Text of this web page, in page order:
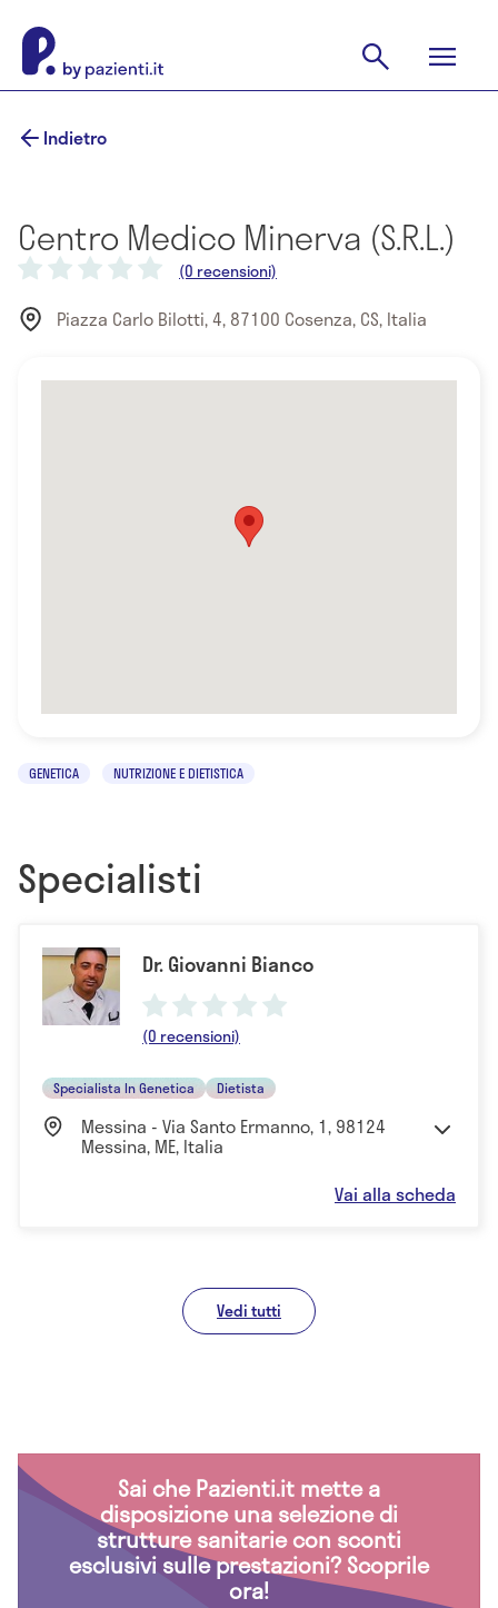
Indietro
Centro Medico Minerva (S.R.L.)
(0 recensioni)
Piazza Carlo Bilotti, 4, 87100 Cosenza, CS, Italia
GENETICA NUTRIZIONE E DIETISTICA
Specialisti
Dr. Giovanni Bianco
(0 recensioni)
Specialista In Genetica Dietista
Messina - Via Santo Ermanno, 1, 98124
Messina, ME, Italia
Vai alla scheda
Vedi tutti
Sai che Pazienti.it mette a
disposizione una selezione di
strutture sanitarie con sconti
esclusivi sulle prestazioni? Scoprile
ora!